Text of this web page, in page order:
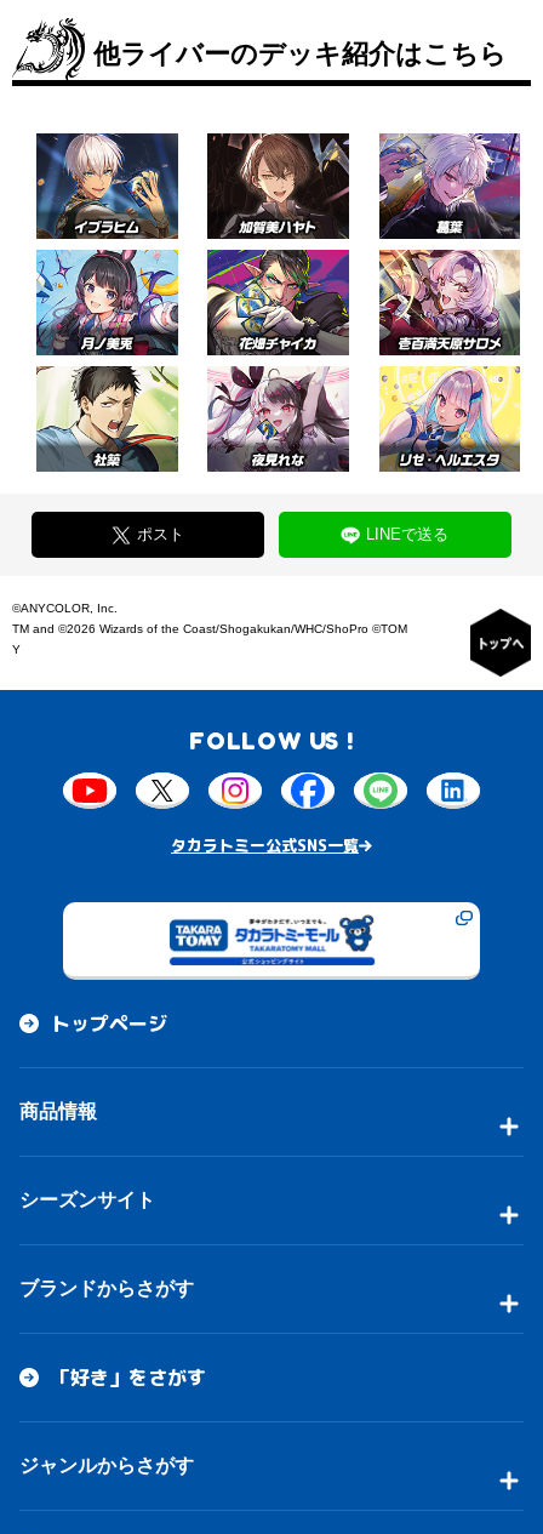
他ライバーのデッキ紹介はこちら
ポスト LINEで送る
©ANYCOLOR, Inc.
TM and ©2026 Wizards of the Coast/Shogakukan/WHC/ShoPro ©TOM
Y
FOLLOW US !
タカラトミー公式SNS一覧
トップページ
商品情報
シーズンサイト
ブランドからさがす
「好き」をさがす
ジャンルからさがす